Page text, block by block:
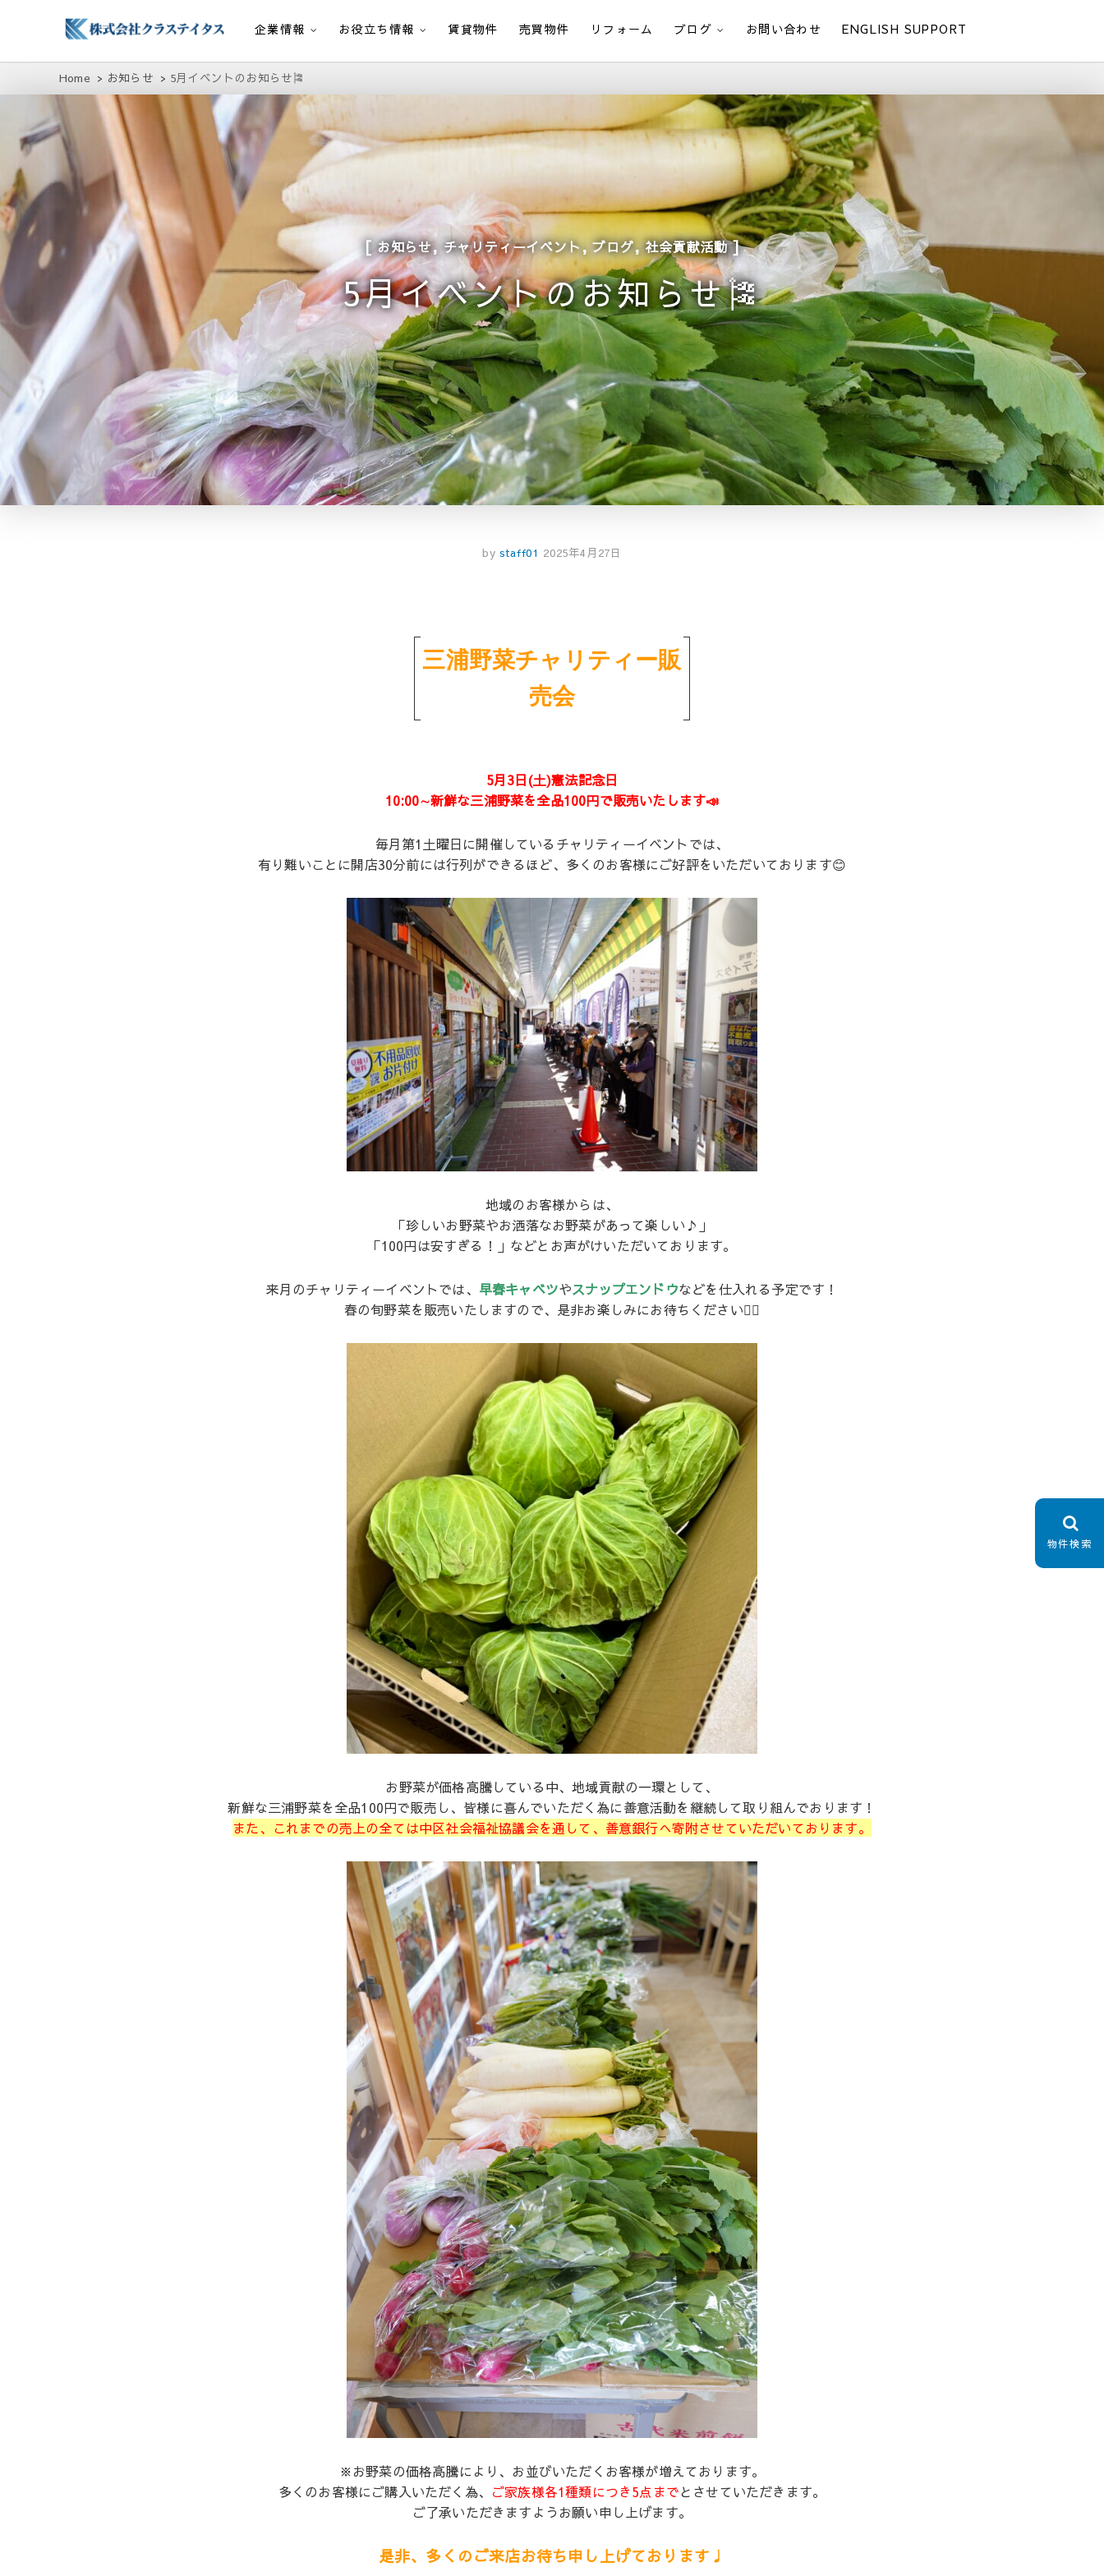
株式会社クラステイタス
企業情報 お役立ち情報 賃貸物件 売買物件 リフォーム ブログ お問い合わせ ENGLISH SUPPORT
Home お知らせ 5月イベントのお知らせ🎏
お知らせ,チャリティーイベント,ブログ,社会貢献活動
5月イベントのお知らせ🎏
by staff01 2025年4月27日
三浦野菜チャリティー販
売会
5月3日(土)憲法記念日
10:00∼新鮮な三浦野菜を全品100円で販売いたします📣
毎月第1土曜日に開催しているチャリティーイベントでは、
有り難いことに開店30分前には行列ができるほど、多くのお客様にご好評をいただいております😊
地域のお客様からは、
「珍しいお野菜やお洒落なお野菜があって楽しい♪」
「100円は安すぎる！」などとお声がけいただいております。
来月のチャリティーイベントでは、 早春キャベツやスナップエンドウなどを仕入れる予定です！
春の旬野菜を販売いたしますので、是非お楽しみにお待ちください💁‍♀️
お野菜が価格高騰している中、地域貢献の一環として、
新鮮な三浦野菜を全品100円で販売し、皆様に喜んでいただく為に善意活動を継続して取り組んでおります！
また、これまでの売上の全ては中区社会福祉協議会を通して、善意銀行へ寄附させていただいております。
※お野菜の価格高騰により、お並びいただくお客様が増えております。
多くのお客様にご購入いただく為、 ご家族様各1種類につき5点までとさせていただきます。
ご了承いただきますようお願い申し上げます。
是非、多くのご来店お待ち申し上げております♩
物件検索